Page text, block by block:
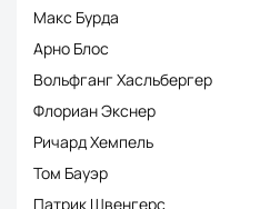
Макс Бурда
Арно Блос
Вольфганг Хасльбергер
Флориан Экснер
Ричард Хемпель
Том Бауэр
Патрик Швенгерс